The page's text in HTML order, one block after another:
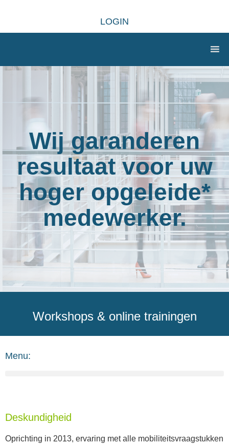
LOGIN
Wij garanderen
resultaat voor uw
hoger opgeleide*
medewerker.
Workshops & online trainingen
Menu:
Deskundigheid
Oprichting in 2013, ervaring met alle mobiliteitsvraagstukken